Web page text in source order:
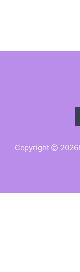
Copyright 2026